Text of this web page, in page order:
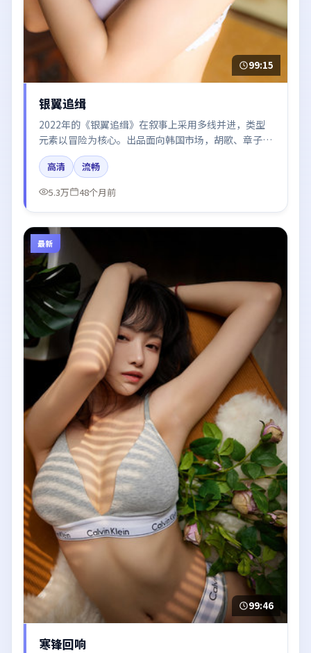
99:15
银翼追缉
2022年的《银翼追缉》在叙事上采用多线并进，类型
元素以冒险为核心。出品面向韩国市场，胡歌、章子
怡、雷佳音所饰角色推动关键反转，结尾留白引发讨
论。
高清
流畅
5.3万
48个月前
最新
99:46
寒锋回响